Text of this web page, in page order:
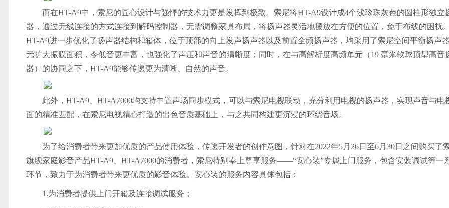
而在HT-A9中，索尼的匠心设计与强悍的技术力更是发挥到极致。索尼将HT-A9设计成4个浅珍珠灰色的圆柱形独立
器，通过无线连接的方式连接到解码控制器，无需调整家具布局，将扬声器灵活地摆放在方便的位置，免于布线的困扰。
HT-A9进一步优化了扬声器结构和箱体，位于顶部的向上发声扬声器以及前置全频扬声器，均采用了索尼空间平衡扬声
元扩大振膜面积，令低音更丰富，也强化了声压和声音的清晰度；同时，在与高解析度高频单元（19 毫米软球顶型高音
器）的协同之下，HT-A9能够传递更为清晰、自然的声音。
此外，HT-A9、HT-A7000均支持中置声场同步模式，可以与索尼电视联动，充分利用 电视的扬声器，实现声音与电
面的精准匹配，在索尼电视精心打造的出色音质基础上，与之共同构建更沉浸的环绕音场。
为了给消费者带来更加优质的产品使用体验，传递开发者的创作意图，针对在2022年5月26日至6月30日之间购买了
旗舰家庭影音产品HT-A9、HT-A7000的消费者，索尼特别奉上尊享服务——“安心装”专属上门服务，包含安装调试等一
环节，致力于为消费者带来更优质的影音体验。安心装的服务内容具体包括：
1.为消费者提供上门开箱及连接调试服务；